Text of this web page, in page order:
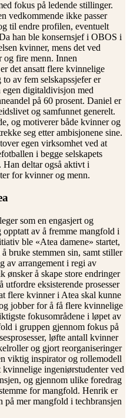
fokus på ledende stillinger.
vedkommende ikke passer
til endre profilen, eventuelt
han ble konsernsjef i OBOS i
kvinner, mens det ved
og fire menn. Innen
det ansatt flere kvinnelige
av fem selskapssjefer er
digitaldivisjon med
på 60 prosent. Daniel er
og samfunnet generelt.
og motiverer både kvinner og
seg etter ambisjonene sine.
egen virksomhet ved at
i begge selskapets
Han deltar også aktivt i
for kvinner og menn.
som en engasjert og
av å fremme mangfold i
ble «Atea damene» startet,
bruke stemmen sin, samt stiller
av arrangement i regi av
ønsker å skape store endringer
eksisterende prosesser
flere kvinner i Atea skal kunne
jobber for å få flere kvinnelige
fokusområdene i løpet av
i gruppen gjennom fokus på
løfte antall kvinner
og gjort reorganiseringer
viktig inspirator og rollemodell
ingeniørstudenter ved
og gjennom ulike foredrag
for mangfold. Henrik er
mer mangfold i techbransjen